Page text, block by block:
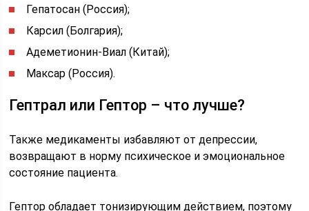
Гепатосан (Россия);
Карсил (Болгария);
Адеметионин-Виал (Китай);
Максар (Россия).
Гептрал или Гептор – что лучше?
Также медикаменты избавляют от депрессии,
возвращают в норму психическое и эмоциональное
состояние пациента.
Гептор обладает тонизирующим действием, поэтому